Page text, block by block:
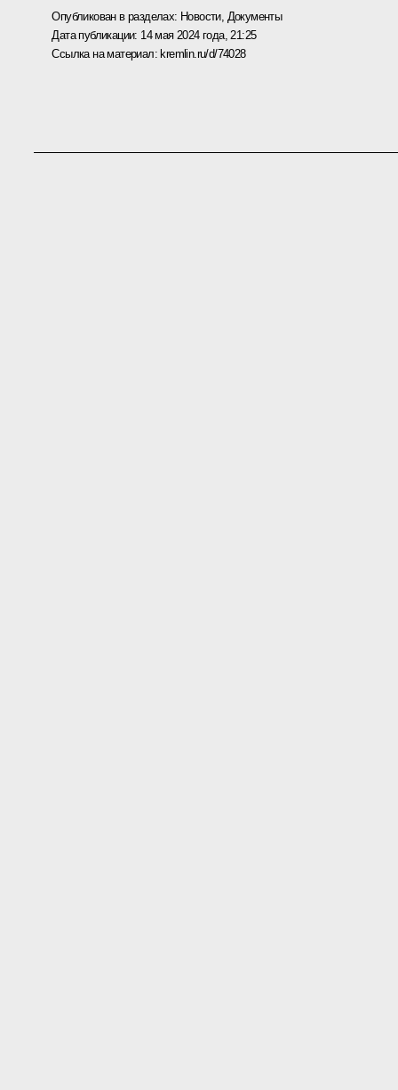
Опубликован в разделах: Новости, Документы
Дата публикации: 14 мая 2024 года, 21:25
Ссылка на материал:kremlin.ru/d/74028